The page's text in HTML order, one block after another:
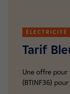
ÉLECTRICITÉ
Tarif
Une offre pour
(BTINF36)